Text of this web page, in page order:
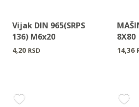
Vijak DIN 965(SRPS
136) M6x20
4,20 RSD
8X80
14,36